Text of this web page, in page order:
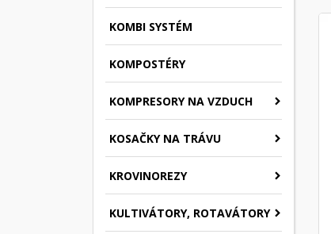
KOMBI SYSTÉM
KOMPOSTÉRY
KOMPRESORY NA VZDUCH
KOSAČKY NA TRÁVU
KROVINOREZY
KULTIVÁTORY, ROTAVÁTORY